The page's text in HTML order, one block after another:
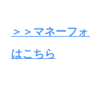
＞＞マネーフ
はこちら